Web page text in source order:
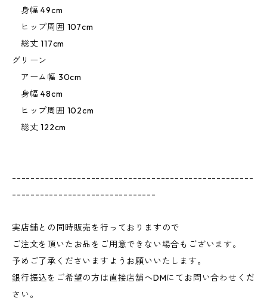
身幅 49cm
ヒップ周囲 107cm
総丈 117cm
グリーン
アーム幅 30cm
身幅 48cm
ヒップ周囲 102cm
総丈 122cm
----------------------------------------------------
-------------------------------
実店舗との同時販売を行っておりますので
ご注文を頂いたお品をご用意できない場合もございます。
予めご了承くださいますようお願いいたします。
銀行振込をご希望の方は直接店舗へDMにてお問い合わせくだ
さい。